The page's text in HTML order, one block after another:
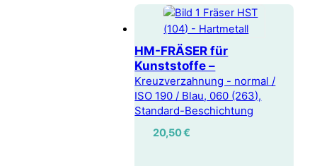
HM-FRÄSER für
Kunststoffe –
Kreuzverzahnung - normal /
ISO 190 / Blau, 060 (263),
Standard-Beschichtung
20,50€